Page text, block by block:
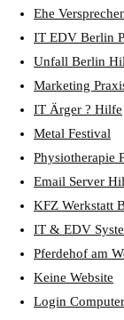
Ehe
IT EDV Berlin
Unfall Berlin
Marketing
IT Ärger ? Hilfe
Metal Festival
Physiotherapie
Email Server
KFZ Werkstatt
IT & EDV
Pferdehof am
Keine Website
Login Computer